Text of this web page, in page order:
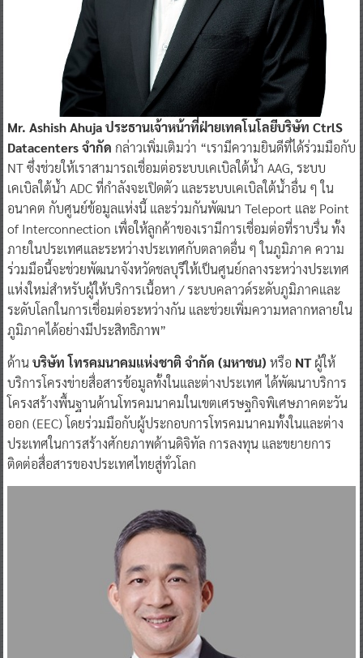
Mr. Ashish Ahuja ประธานเจ้าหน้าที่ฝ่ายเทคโนโลยีบริษัท CtrlS
Datacenters จำกัด กล่าวเพิ่มเติมว่า “เรามีความยินดีที่ได้ร่วมมือกับ
NT ซึ่งช่วยให้เราสามารถเชื่อมต่อระบบเคเบิลใต้น้ำ AAG, ระบบ
เคเบิลใต้น้ำ ADC ที่กำลังจะเปิดตัว และระบบเคเบิลใต้น้ำอื่น ๆ ใน
อนาคต กับศูนย์ข้อมูลแห่งนี้ และร่วมกันพัฒนา Teleport และ Point
of Interconnection เพื่อให้ลูกค้าของเรามีการเชื่อมต่อที่ราบรื่น ทั้ง
ภายในประเทศและระหว่างประเทศกับตลาดอื่น ๆ ในภูมิภาค ความ
ร่วมมือนี้จะช่วยพัฒนาจังหวัดชลบุรีให้เป็นศูนย์กลางระหว่างประเทศ
แห่งใหม่สำหรับผู้ให้บริการเนื้อหา / ระบบคลาวด์ระดับภูมิภาคและ
ระดับโลกในการเชื่อมต่อระหว่างกัน และช่วยเพิ่มความหลากหลายใน
ภูมิภาคได้อย่างมีประสิทธิภาพ”
ด้านบริษัท โทรคมนาคมแห่งชาติ จำกัด (มหาชน) หรือ NTผู้ให้
บริการโครงข่ายสื่อสารข้อมูลทั้งในและต่างประเทศ ได้พัฒนาบริการ
โครงสร้างพื้นฐานด้านโทรคมนาคมในเขตเศรษฐกิจพิเศษภาคตะวัน
ออก (EEC) โดยร่วมมือกับผู้ประกอบการโทรคมนาคมทั้งในและต่าง
ประเทศในการสร้างศักยภาพด้านดิจิทัล การลงทุน และขยายการ
ติดต่อสื่อสารของประเทศไทยสู่ทั่วโลก